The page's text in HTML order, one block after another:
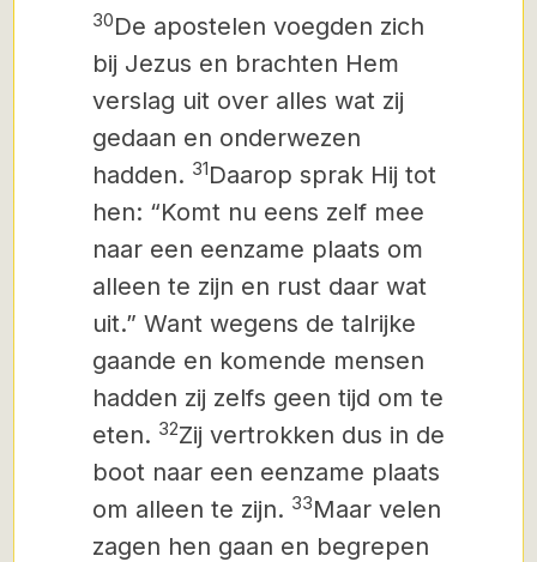
30De apostelen voegden zich
bij Jezus en brachten Hem
verslag uit over alles wat zij
gedaan en onderwezen
hadden. 31Daarop sprak Hij tot
hen: “Komt nu eens zelf mee
naar een eenzame plaats om
alleen te zijn en rust daar wat
uit.” Want wegens de talrijke
gaande en komende mensen
hadden zij zelfs geen tijd om te
eten. 32Zij vertrokken dus in de
boot naar een eenzame plaats
om alleen te zijn. 33Maar velen
zagen hen gaan en begrepen